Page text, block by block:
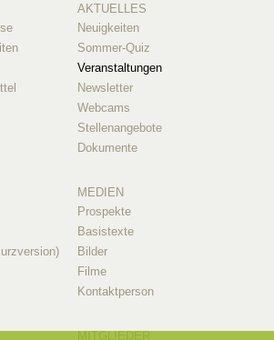
AKTUELLES
Neuigkeiten
Sommer-Quiz
Veranstaltungen
Newsletter
Webcams
Stellenangebote
Dokumente
MEDIEN
Prospekte
Basistexte
Bilder
Filme
Kontaktperson